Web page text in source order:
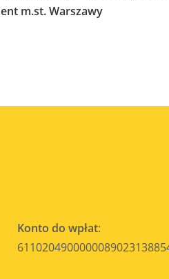
m.st. Warszawy
Konto do wpłat: